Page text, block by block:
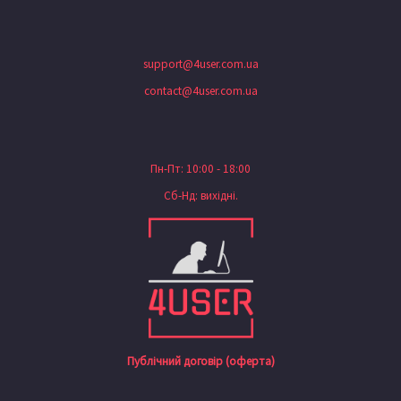
support@4user.com.ua
contact@4user.com.ua
Пн-Пт: 10:00 - 18:00
Сб-Нд: вихідні.
Публічний договір (оферта)